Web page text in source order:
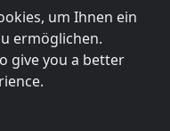
um Ihnen ein
ermöglichen.
give you a better